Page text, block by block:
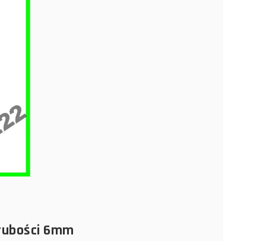
6mm